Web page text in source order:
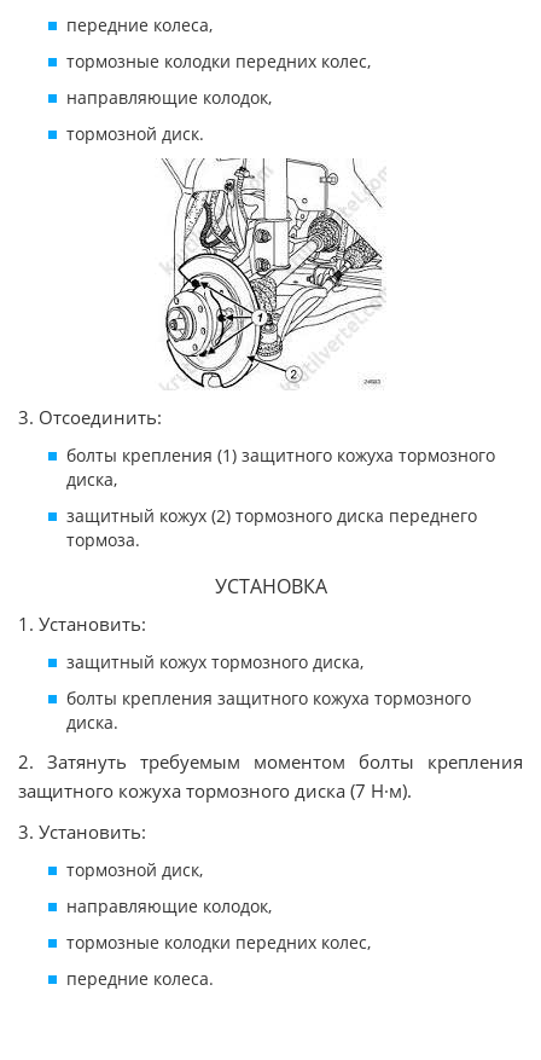
передние колеса,
тормозные колодки передних колес,
направляющие колодок,
тормозной диск.
3. Отсоединить:
болты крепления (1) защитного кожуха тормозного
диска,
защитный кожух (2) тормозного диска переднего
тормоза.
УСТАНОВКА
1. Установить:
защитный кожух тормозного диска,
болты крепления защитного кожуха тормозного
диска.
2. Затянуть требуемым моментом болты крепления
защитного кожуха тормозного диска (7 Н·м).
3. Установить:
тормозной диск,
направляющие колодок,
тормозные колодки передних колес,
передние колеса.